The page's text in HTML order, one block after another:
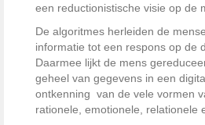
een reductionistische visie op de
De algoritmes herleiden de
informatie tot een respons op de
Daarmee lijkt de mens
geheel van gegevens in een
ontkenning van de vele vormen
rationele, emotionele, relationele